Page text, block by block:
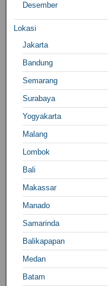
Desember
Lokasi
Jakarta
Bandung
Semarang
Surabaya
Yogyakarta
Malang
Lombok
Bali
Makassar
Manado
Samarinda
Balikapapan
Medan
Batam